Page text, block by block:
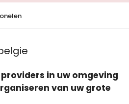
in uw omgeving
van uw grote